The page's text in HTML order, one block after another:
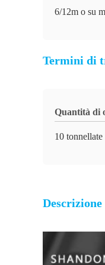
6/12m o su
Termini di
Quantità di
10 tonnellate